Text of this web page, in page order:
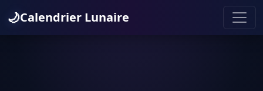
🌙Calendrier Lunaire